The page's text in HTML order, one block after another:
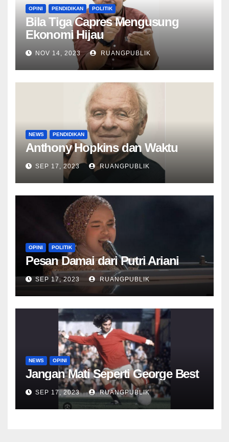
OPINI PENDIDIKAN POLITIK
Bila Tiga Capres Mengusung
Ekonomi Hijau
NOV 14, 2023 RUANGPUBLIK
NEWS PENDIDIKAN
Anthony Hopkins dan Waktu
SEP 17, 2023 RUANGPUBLIK
OPINI POLITIK
Pesan Damai dari Putri Ariani
SEP 17, 2023 RUANGPUBLIK
NEWS OPINI
Jangan Mati Seperti George Best
SEP 17, 2023 RUANGPUBLIK